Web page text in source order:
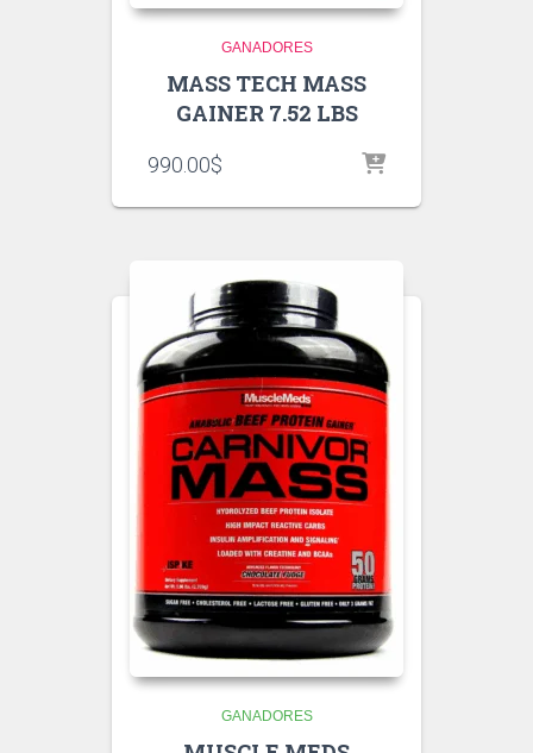
GANADORES
MASS TECH MASS
GAINER 7.52 LBS
990.00$
GANADORES